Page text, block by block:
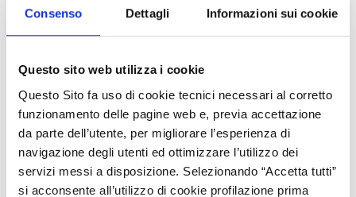
Consenso Dettagli Informazioni sui cookie
Questo sito web utilizza i cookie
Questo Sito fa uso di cookie tecnici necessari al corretto
funzionamento delle pagine web e, previa accettazione
da parte dell’utente, per migliorare l’esperienza di
navigazione degli utenti ed ottimizzare l’utilizzo dei
servizi messi a disposizione. Selezionando “Accetta tutti”
si acconsente all’utilizzo di cookie profilazione prima